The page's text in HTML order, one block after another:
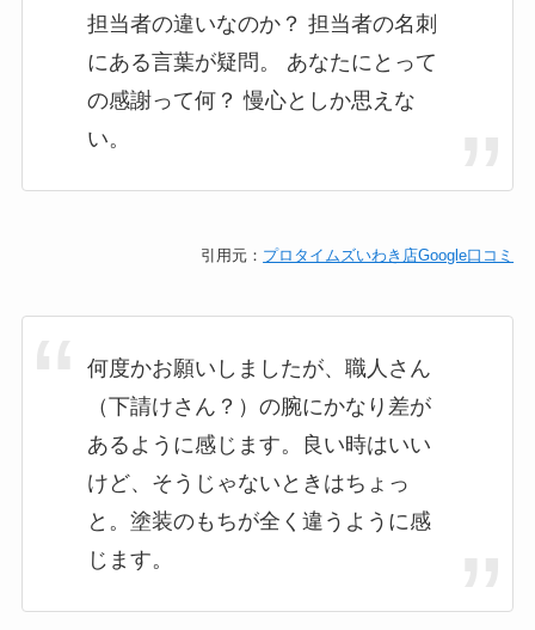
担当者の違いなのか？ 担当者の名刺
にある言葉が疑問。 あなたにとって
の感謝って何？ 慢心としか思えな
い。
引用元： プロタイムズいわき店Google口コミ
何度かお願いしましたが、職人さん
（下請けさん？）の腕にかなり差が
あるように感じます。良い時はいい
けど、そうじゃないときはちょっ
と。塗装のもちが全く違うように感
じます。